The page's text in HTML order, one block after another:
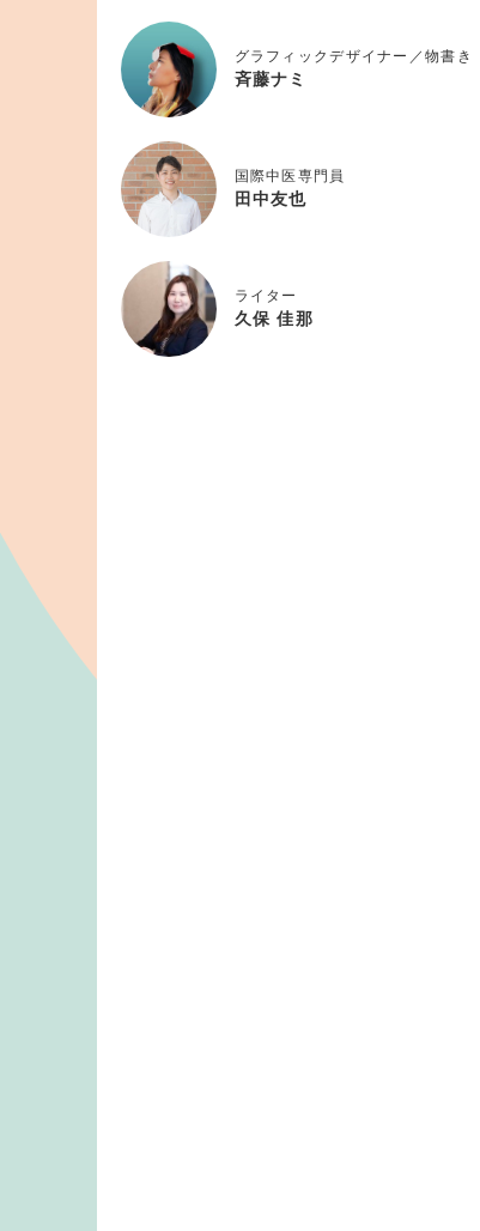
グラフィックデザイナー／物書き
斉藤ナミ
国際中医専門員
田中友也
ライター
久保 佳那